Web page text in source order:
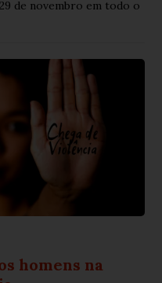
de novembro em todo o
homens na